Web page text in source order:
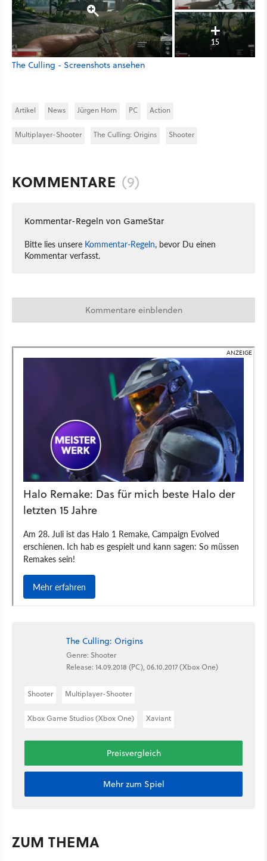
15
The Culling - Screenshots ansehen
Artikel News Jürgen Horn PC Action
Multiplayer-Shooter The Culling: Origins Shooter
KOMMENTARE (9)
Kommentar-Regeln von GameStar
Bitte lies unsere Kommentar-Regeln, bevor Du einen
Kommentar verfasst.
Kommentare einblenden
The Culling: Origins
Genre: Shooter
Release: 14.09.2018 (PC), 06.10.2017 (Xbox One)
Shooter Multiplayer-Shooter
Xbox Game Studios (Xbox One) Xaviant
Preisvergleich
Mehr zum Spiel
ZUM THEMA